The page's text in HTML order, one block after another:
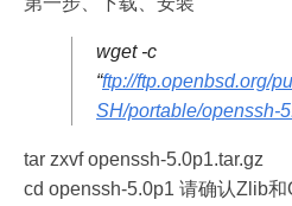
wget -c
“ftp://ftp.openbsd.org/
SH/portable/openssh-
tar zxvf openssh-5.0p1.tar.gz
cd openssh-5.0p1 请确认Zlib